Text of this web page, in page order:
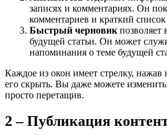
записях и комментариях. Он
комментариев и краткий
Быстрый черновик позволяет
будущей статьи. Он может
напоминания о теме будущей
Каждое из окон имеет стрелку,
его скрыть. Вы даже можете
просто перетащив.
2 – Публикация